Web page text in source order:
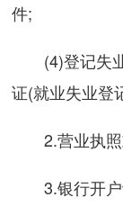
件;
(4)登记失
证(就业失业登
2.营业执
3.银行开